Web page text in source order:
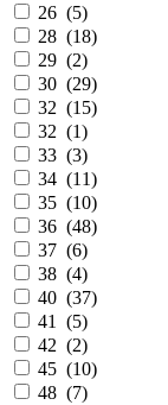
26 (5)
28 (18)
29 (2)
30 (29)
32 (15)
32 (1)
33 (3)
34 (11)
35 (10)
36 (48)
37 (6)
38 (4)
40 (37)
41 (5)
42 (2)
45 (10)
48 (7)